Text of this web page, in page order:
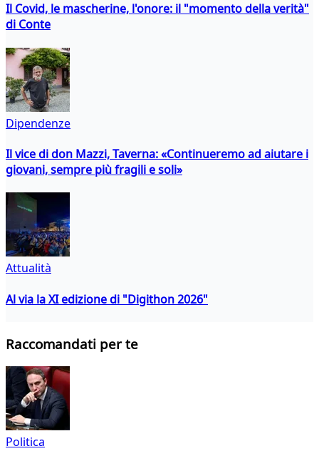
Il Covid, le mascherine, l'onore: il "momento della verità"
di Conte
Dipendenze
Il vice di don Mazzi, Taverna: «Continueremo ad aiutare i
giovani, sempre più fragili e soli»
Attualità
Al via la XI edizione di "Digithon 2026"
Raccomandati per te
Politica